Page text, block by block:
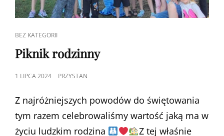
CAT
LINKS
BEZ KATEGORII
Piknik rodzinny
POSTED
1 LIPCA 2024 PRZYSTAN
Z najróżniejszych powodów do świętowania
tym razem celebrowaliśmy wartość jaką ma w
życiu ludzkim rodzina
Z tej właśnie